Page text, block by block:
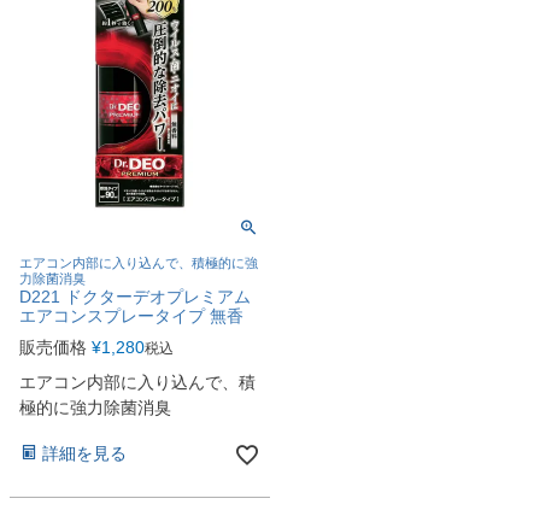
エアコン内部に入り込んで、積極的に強
力除菌消臭
D221 ドクターデオプレミアム
エアコンスプレータイプ 無香
販売価格 ¥1,280税込
エアコン内部に入り込んで、積
極的に強力除菌消臭
詳細を見る